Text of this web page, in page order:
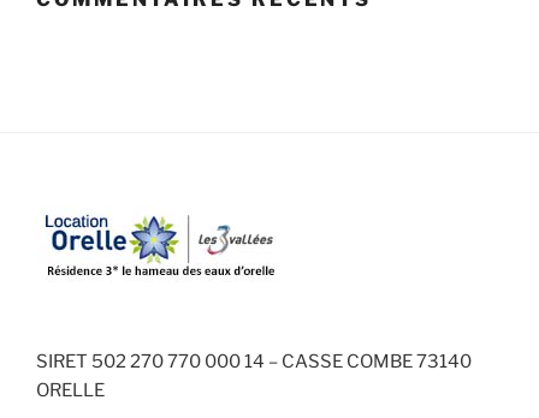
SIRET 502 270 770 000 14 – CASSE COMBE 73140
ORELLE